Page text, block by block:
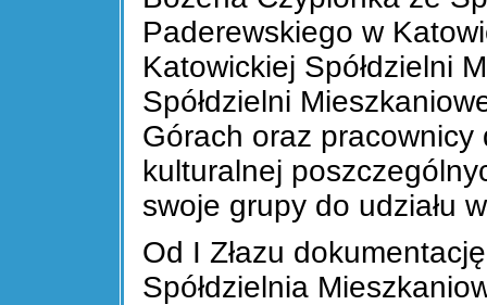
Paderewskiego w
Katowickiej Spółdzielni
Spółdzielni
Górach oraz pracownicy
kulturalnej
swoje grupy do udziału
Od I Złazu
Spółdzielnia